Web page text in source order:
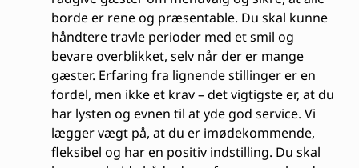
borde er rene og præsentable. Du skal kunne
håndtere travle perioder med et smil og
bevare overblikket, selv når der er mange
gæster. Erfaring fra lignende stillinger er en
fordel, men ikke et krav – det vigtigste er, at du
har lysten og evnen til at yde god service. Vi
lægger vægt på, at du er imødekommende,
fleksibel og har en positiv indstilling. Du skal